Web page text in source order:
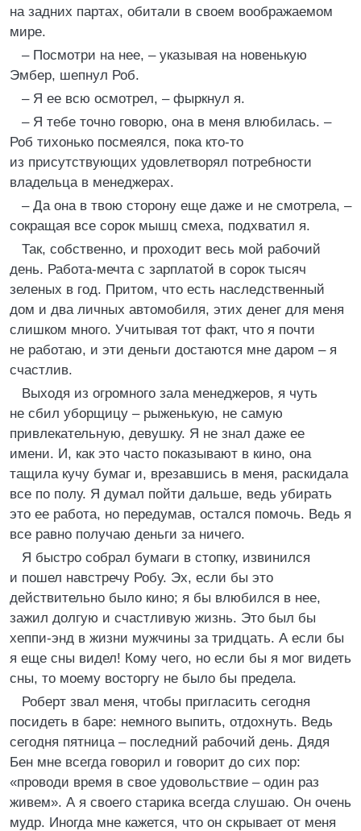
на задних партах, обитали в своем воображаемом
мире.
– Посмотри на нее, – указывая на новенькую
Эмбер, шепнул Роб.
– Я ее всю осмотрел, – фыркнул я.
– Я тебе точно говорю, она в меня влюбилась. –
Роб тихонько посмеялся, пока кто-то
из присутствующих удовлетворял потребности
владельца в менеджерах.
– Да она в твою сторону еще даже и не смотрела, –
сокращая все сорок мышц смеха, подхватил я.
Так, собственно, и проходит весь мой рабочий
день. Работа-мечта с зарплатой в сорок тысяч
зеленых в год. Притом, что есть наследственный
дом и два личных автомобиля, этих денег для меня
слишком много. Учитывая тот факт, что я почти
не работаю, и эти деньги достаются мне даром – я
счастлив.
Выходя из огромного зала менеджеров, я чуть
не сбил уборщицу – рыженькую, не самую
привлекательную, девушку. Я не знал даже ее
имени. И, как это часто показывают в кино, она
тащила кучу бумаг и, врезавшись в меня, раскидала
все по полу. Я думал пойти дальше, ведь убирать
это ее работа, но передумав, остался помочь. Ведь я
все равно получаю деньги за ничего.
Я быстро собрал бумаги в стопку, извинился
и пошел навстречу Робу. Эх, если бы это
действительно было кино; я бы влюбился в нее,
зажил долгую и счастливую жизнь. Это был бы
хеппи-энд в жизни мужчины за тридцать. А если бы
я еще сны видел! Кому чего, но если бы я мог видеть
сны, то моему восторгу не было бы предела.
Роберт звал меня, чтобы пригласить сегодня
посидеть в баре: немного выпить, отдохнуть. Ведь
сегодня пятница – последний рабочий день. Дядя
Бен мне всегда говорил и говорит до сих пор:
«проводи время в свое удовольствие – один раз
живем». А я своего старика всегда слушаю. Он очень
мудр. Иногда мне кажется, что он скрывает от меня